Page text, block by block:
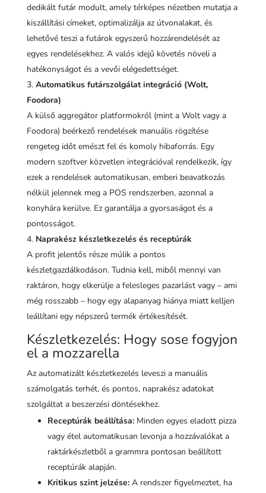
dedikált futár modult, amely térképes nézetben mutatja a
kiszállítási címeket, optimalizálja az útvonalakat, és
lehetővé teszi a futárok egyszerű hozzárendelését az
egyes rendelésekhez. A valós idejű követés növeli a
hatékonyságot és a vevői elégedettséget.
Automatikus futárszolgálat integráció (Wolt,
Foodora)
A külső aggregátor platformokról (mint a Wolt vagy a
Foodora) beérkező rendelések manuális rögzítése
rengeteg időt emészt fel és komoly hibaforrás. Egy
modern szoftver közvetlen integrációval rendelkezik, így
ezek a rendelések automatikusan, emberi beavatkozás
nélkül jelennek meg a POS rendszerben, azonnal a
konyhára kerülve. Ez garantálja a gyorsaságot és a
pontosságot.
Naprakész készletkezelés és receptúrák
A profit jelentős része múlik a pontos
készletgazdálkodáson. Tudnia kell, miből mennyi van
raktáron, hogy elkerülje a felesleges pazarlást vagy – ami
még rosszabb – hogy egy alapanyag hiánya miatt kelljen
leállítani egy népszerű termék értékesítését.
Készletkezelés: Hogy sose fogyjon
el a mozzarella
Az automatizált készletkezelés leveszi a manuális
számolgatás terhét, és pontos, naprakész adatokat
szolgáltat a beszerzési döntésekhez.
Receptúrák beállítása:Minden egyes eladott pizza
vagy étel automatikusan levonja a hozzávalókat a
raktárkészletből a grammra pontosan beállított
receptúrák alapján.
Kritikus szint jelzése:A rendszer figyelmeztet, ha